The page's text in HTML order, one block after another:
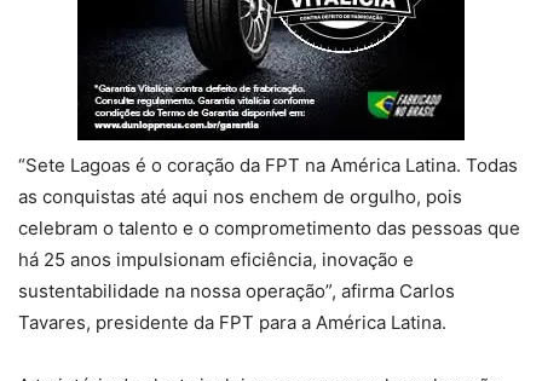
“Sete Lagoas é o coração da FPT na América Latina. Todas
as conquistas até aqui nos enchem de orgulho, pois
celebram o talento e o comprometimento das pessoas que
há 25 anos impulsionam eficiência, inovação e
sustentabilidade na nossa operação”, afirma Carlos
Tavares, presidente da FPT para a América Latina.